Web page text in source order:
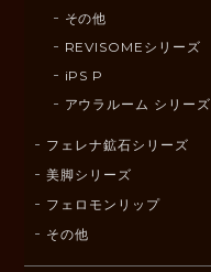
その他
REVISOMEシリーズ
iPS P
アウラルーム シリーズ
フェレナ鉱石シリーズ
美脚シリーズ
フェロモンリップ
その他